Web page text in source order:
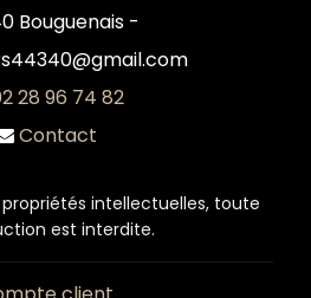
Bouguenais -
28 96 74 82
Contact
intellectuelles, toute
est interdite.